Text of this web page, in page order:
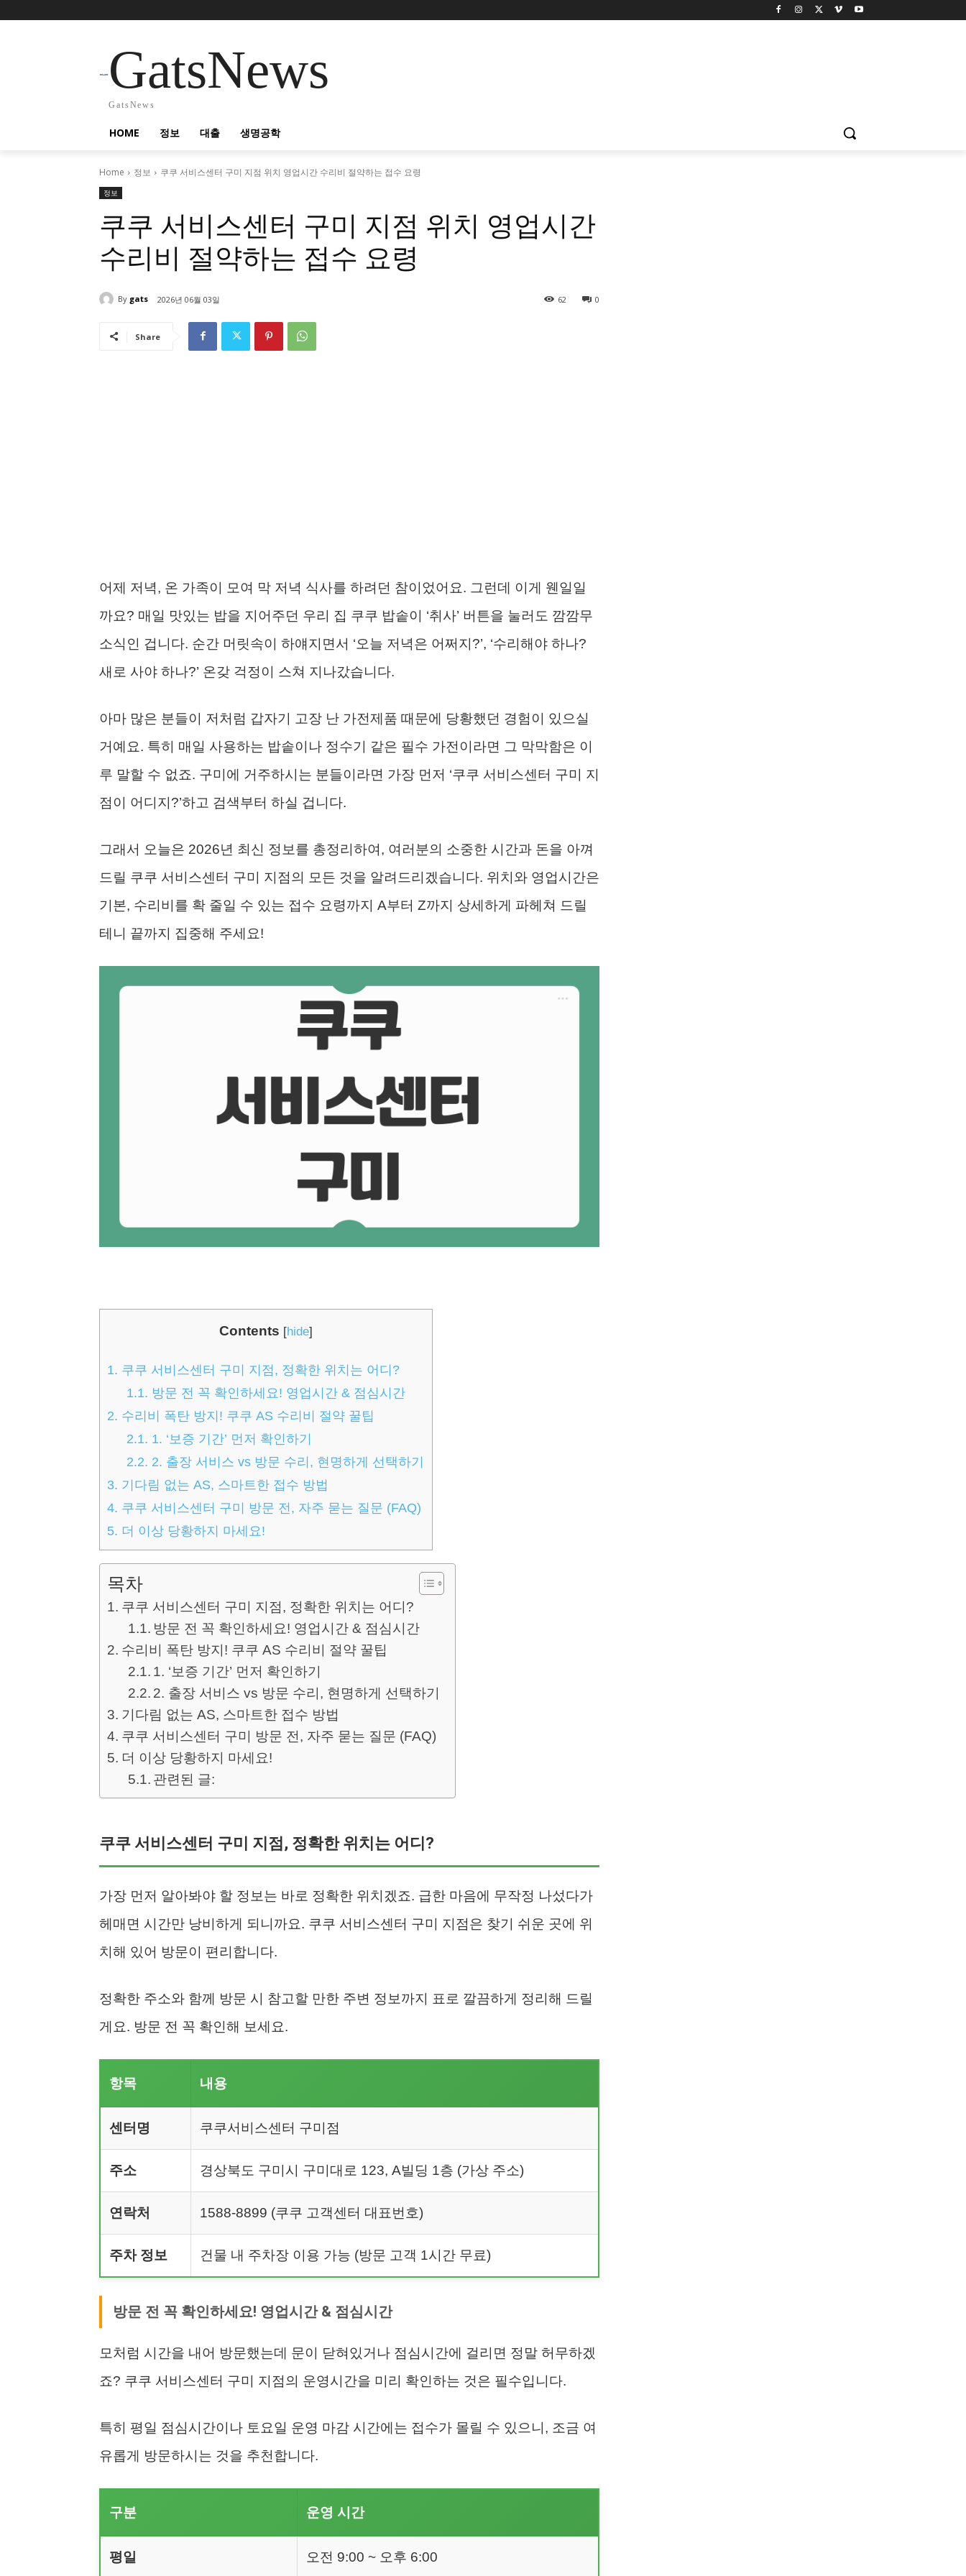
GatsNews
GatsNews
HOME 정보 대출 생명공학
Home 정보 쿠쿠 서비스센터 구미 지점 위치 영업시간 수리비 절약하는 접수 요령
정보
쿠쿠 서비스센터 구미 지점 위치 영업시간
수리비 절약하는 접수 요령
By gats 2026년 06월 03일 0
62
Share
어제 저녁, 온 가족이 모여 막 저녁 식사를 하려던 참이었어요. 그런데 이게 웬일일
까요? 매일 맛있는 밥을 지어주던 우리 집 쿠쿠 밥솥이 ‘취사’ 버튼을 눌러도 깜깜무
소식인 겁니다. 순간 머릿속이 하얘지면서 ‘오늘 저녁은 어쩌지?’, ‘수리해야 하나?
새로 사야 하나?’ 온갖 걱정이 스쳐 지나갔습니다.
아마 많은 분들이 저처럼 갑자기 고장 난 가전제품 때문에 당황했던 경험이 있으실
거예요. 특히 매일 사용하는 밥솥이나 정수기 같은 필수 가전이라면 그 막막함은 이
루 말할 수 없죠. 구미에 거주하시는 분들이라면 가장 먼저 ‘쿠쿠 서비스센터 구미 지
점이 어디지?’하고 검색부터 하실 겁니다.
그래서 오늘은 2026년 최신 정보를 총정리하여, 여러분의 소중한 시간과 돈을 아껴
드릴 쿠쿠 서비스센터 구미 지점의 모든 것을 알려드리겠습니다. 위치와 영업시간은
기본, 수리비를 확 줄일 수 있는 접수 요령까지 A부터 Z까지 상세하게 파헤쳐 드릴
테니 끝까지 집중해 주세요!
Contents [hide]
1. 쿠쿠 서비스센터 구미 지점, 정확한 위치는 어디?
1.1. 방문 전 꼭 확인하세요! 영업시간 & 점심시간
2. 수리비 폭탄 방지! 쿠쿠 AS 수리비 절약 꿀팁
2.1. 1. ‘보증 기간’ 먼저 확인하기
2.2. 2. 출장 서비스 vs 방문 수리, 현명하게 선택하기
3. 기다림 없는 AS, 스마트한 접수 방법
4. 쿠쿠 서비스센터 구미 방문 전, 자주 묻는 질문 (FAQ)
5. 더 이상 당황하지 마세요!
목차
쿠쿠 서비스센터 구미 지점, 정확한 위치는 어디?
방문 전 꼭 확인하세요! 영업시간 & 점심시간
수리비 폭탄 방지! 쿠쿠 AS 수리비 절약 꿀팁
1. ‘보증 기간’ 먼저 확인하기
2. 출장 서비스 vs 방문 수리, 현명하게 선택하기
기다림 없는 AS, 스마트한 접수 방법
쿠쿠 서비스센터 구미 방문 전, 자주 묻는 질문 (FAQ)
더 이상 당황하지 마세요!
관련된 글:
쿠쿠 서비스센터 구미 지점, 정확한 위치는 어디?
가장 먼저 알아봐야 할 정보는 바로 정확한 위치겠죠. 급한 마음에 무작정 나섰다가
헤매면 시간만 낭비하게 되니까요. 쿠쿠 서비스센터 구미 지점은 찾기 쉬운 곳에 위
치해 있어 방문이 편리합니다.
정확한 주소와 함께 방문 시 참고할 만한 주변 정보까지 표로 깔끔하게 정리해 드릴
게요. 방문 전 꼭 확인해 보세요.
항목 내용
센터명 쿠쿠서비스센터 구미점
주소 경상북도 구미시 구미대로 123, A빌딩 1층 (가상 주소)
연락처 1588-8899 (쿠쿠 고객센터 대표번호)
주차 정보 건물 내 주차장 이용 가능 (방문 고객 1시간 무료)
방문 전 꼭 확인하세요! 영업시간 & 점심시간
모처럼 시간을 내어 방문했는데 문이 닫혀있거나 점심시간에 걸리면 정말 허무하겠
죠? 쿠쿠 서비스센터 구미 지점의 운영시간을 미리 확인하는 것은 필수입니다.
특히 평일 점심시간이나 토요일 운영 마감 시간에는 접수가 몰릴 수 있으니, 조금 여
유롭게 방문하시는 것을 추천합니다.
구분 운영 시간
평일 오전 9:00 ~ 오후 6:00